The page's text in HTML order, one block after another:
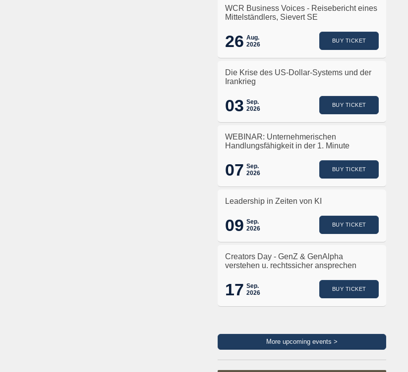
WCR Business Voices - Reisebericht eines
Mittelständlers, Sievert SE
26 Aug.
2026
BUY TICKET
Die Krise des US-Dollar-Systems und der
Irankrieg
03 Sep.
2026
BUY TICKET
WEBINAR: Unternehmerischen
Handlungsfähigkeit in der 1. Minute
07 Sep.
2026
BUY TICKET
Leadership in Zeiten von KI
09 Sep.
2026
BUY TICKET
Creators Day - GenZ & GenAlpha
verstehen u. rechtssicher ansprechen
17 Sep.
2026
BUY TICKET
More upcoming events >